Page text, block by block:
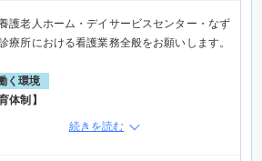
護老人ホーム・デイサービスセンター・なず
療所における看護業務全般をお願いします。
く環境
体制】
のOJT（オン・ザ・ジョブトレーニング）をは
続きを読む